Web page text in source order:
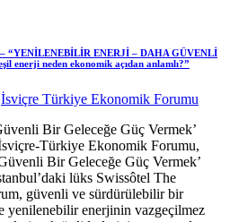
“YENİLENEBİLİR ENERJİ – DAHA GÜVENLİ
enerji neden ekonomik açıdan anlamlı?”
İsviçre Türkiye Ekonomik Forumu
Bir Geleceğe Güç Vermek’
Türkiye Ekonomik Forumu,
Bir Geleceğe Güç Vermek’
lüks Swissôtel The
güvenli ve sürdürülebilir bir
yenilenebilir enerjinin vazgeçilmez